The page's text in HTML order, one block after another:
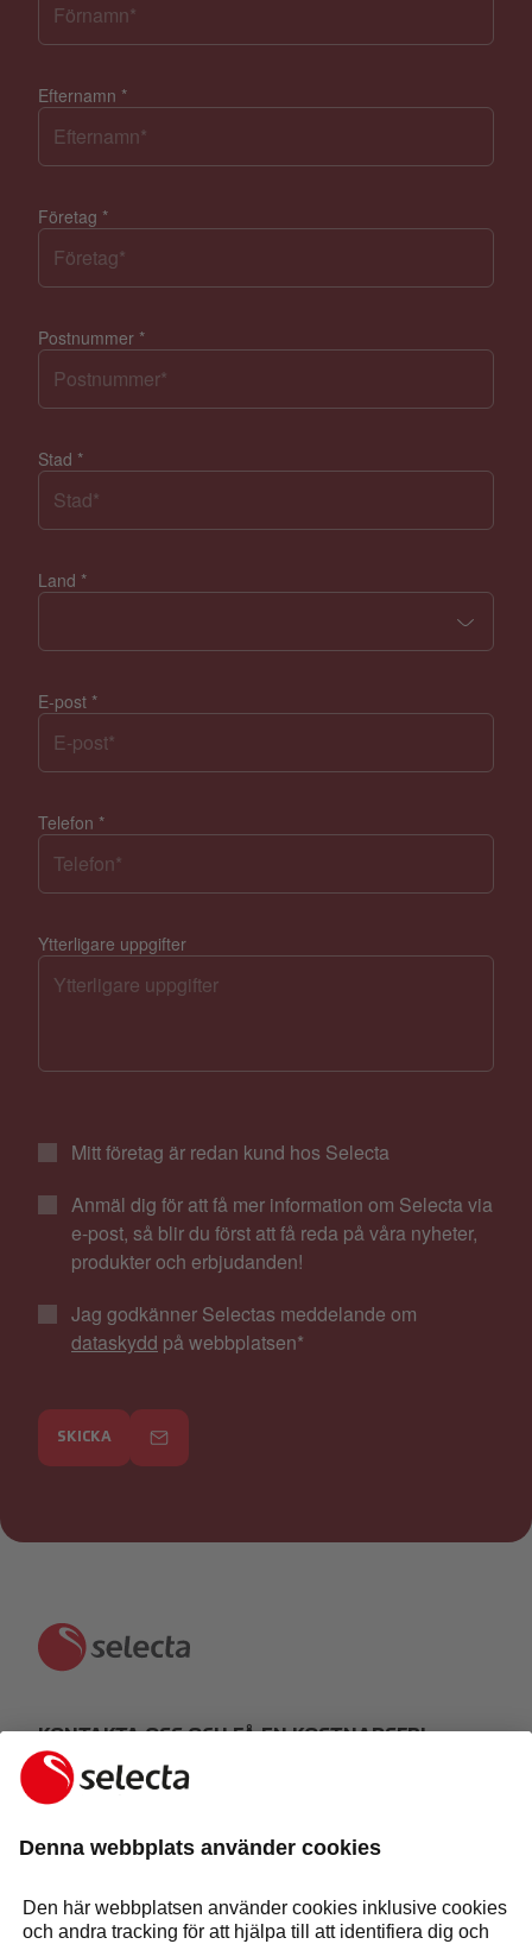
Efternamn *
Företag *
Postnummer *
Stad *
Land *
E-post *
Telefon *
Ytterligare uppgifter
Mitt företag är redan kund hos Selecta
Anmäl dig för att få mer information om Selecta via
e-post, så blir du först att få reda på våra nyheter,
produkter och erbjudanden!
Jag godkänner Selectas meddelande om
dataskydd på webbplatsen*
SKICKA
KONTAKTA OSS OCH FÅ EN KOSTNADSFRI
OFFERT:
GÖR EN FÖRFRÅGAN
Svar inom 24 timmar